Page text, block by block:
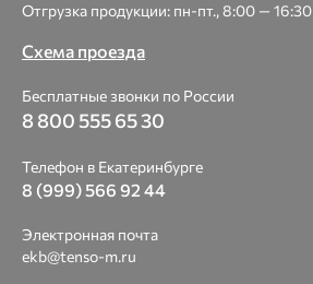
Отгрузка продукции: пн-пт., 8:00 — 16:30
Схема проезда
Бесплатные звонки по России
8 800 555 65 30
Телефон в Екатеринбурге
8 (999) 566 92 44
Электронная почта
ekb@tenso-m.ru